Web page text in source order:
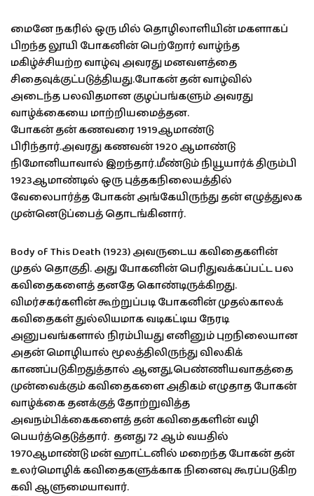
மைனே நகரில் ஒரு மில் தொழிலாளியின் மகளாகப்
பிறந்த லூயி போகனின் பெற்றோர் வாழ்ந்த
மகிழ்ச்சியற்ற வாழ்வு அவரது மனவளத்தை
சிதைவுக்குட்படுத்தியது.போகன் தன் வாழ்வில்
அடைந்த பலவிதமான குழப்பங்களும் அவரது
வாழ்க்கையை மாற்றியமைத்தன.
போகன் தன் கணவரை 1919ஆமாண்டு
பிரிந்தார்.அவரது கணவன் 1920 ஆமாண்டு
நிமோனியாவால் இறந்தார்.மீண்டும் நியூயார்க் திரும்பி
1923ஆமாண்டில் ஒரு புத்தகநிலையத்தில்
வேலைபார்த்த போகன் அங்கேயிருந்து தன் எழுத்துலக
முன்னெடுப்பைத் தொடங்கினார்.
Body of This Death (1923) அவருடைய கவிதைகளின்
முதல் தொகுதி. அது போகனின் பெரிதுவக்கப்பட்ட பல
கவிதைகளைத் தனதே கொண்டிருக்கிறது.
விமர்சகர்களின் கூற்றுப்படி போகனின் முதல்காலக்
கவிதைகள் துல்லியமாக வடிகட்டிய நேரடி
அனுபவங்களால் நிரம்பியது எனினும் புறநிலையான
அதன் மொழியால் மூலத்திலிருந்து விலகிக்
காணப்படுகிறதுத்தால் ஆனது,பெண்ணியவாதத்தை
முன்வைக்கும் கவிதைகளை அதிகம் எழுதாத போகன்
வாழ்க்கை தனக்குத் தோற்றுவித்த
அவநம்பிக்கைகளைத் தன் கவிதைகளின் வழி
பெயர்த்தெடுத்தார். தனது 72 ஆம் வயதில்
1970ஆமாண்டு மன் ஹாட்டனில் மறைந்த போகன் தன்
உலர்மொழிக் கவிதைகளுக்காக நினைவு கூரப்படுகிற
கவி ஆளுமையாவார்.